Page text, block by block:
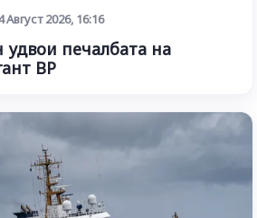
Август 2026, 16:16
печалбата на
BP